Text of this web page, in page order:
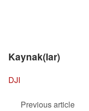
Kaynak(lar)
DJI
Previous article